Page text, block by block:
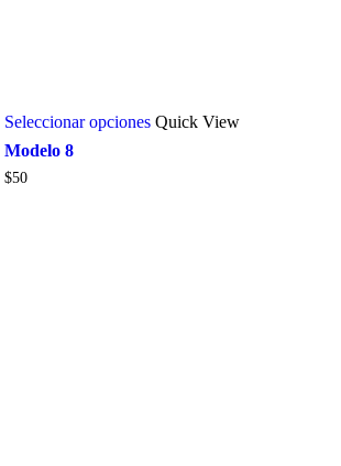
Seleccionar opciones Quick View
Modelo 8
$50